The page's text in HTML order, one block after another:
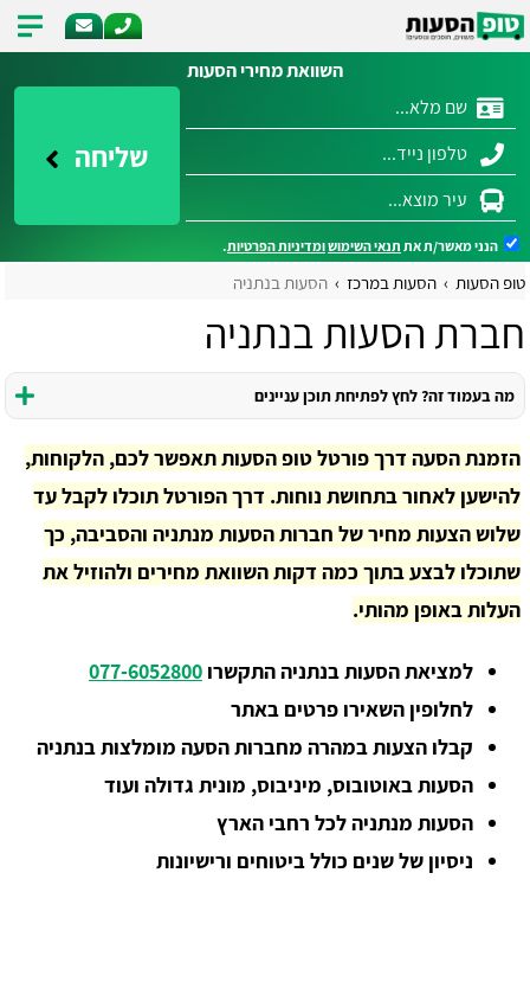
השוואת מחירי הסעות
שליחה
הנני מאשר/ת את תנאי השימושומדיניות הפרטיות.
טופ הסעות הסעות במרכז הסעות בנתניה
חברת הסעות בנתניה
מה בעמוד זה? לחץ לפתיחת תוכן עניינים
הזמנת הסעה דרך פורטל טופ הסעות תאפשר לכם, הלקוחות,
להישען לאחור בתחושת נוחות. דרך הפורטל תוכלו לקבל עד
שלוש הצעות מחיר של חברות הסעות מנתניה והסביבה, כך
שתוכלו לבצע בתוך כמה דקות השוואת מחירים ולהוזיל את
העלות באופן מהותי.
למציאת הסעות בנתניה התקשרו 077-6052800
לחלופין השאירו פרטים באתר
קבלו הצעות במהרה מחברות הסעה מומלצות בנתניה
הסעות באוטובוס, מיניבוס, מונית גדולה ועוד
הסעות מנתניה לכל רחבי הארץ
ניסיון של שנים כולל ביטוחים ורישיונות